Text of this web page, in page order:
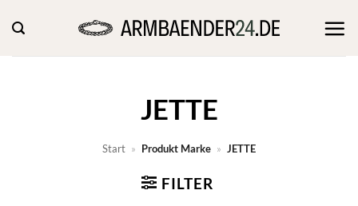
Inhalt
springen
JETTE
Start » Produkt Marke » JETTE
FILTER